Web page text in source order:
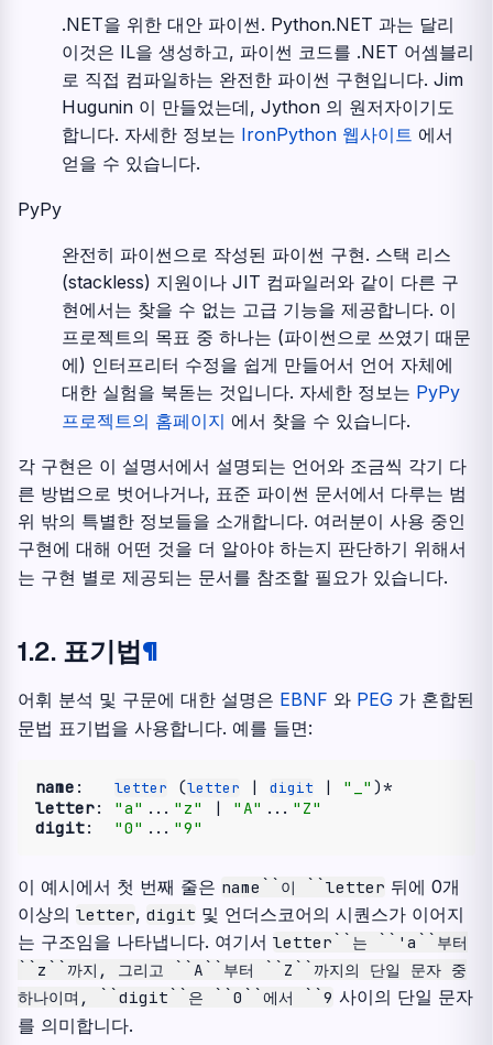
.NET을 위한 대안 파이썬. Python.NET 과는 달리
이것은 IL을 생성하고, 파이썬 코드를 .NET 어셈블리
로 직접 컴파일하는 완전한 파이썬 구현입니다. Jim
Hugunin 이 만들었는데, Jython 의 원저자이기도
합니다. 자세한 정보는 IronPython 웹사이트 에서
얻을 수 있습니다.
PyPy
완전히 파이썬으로 작성된 파이썬 구현. 스택 리스
(stackless) 지원이나 JIT 컴파일러와 같이 다른 구
현에서는 찾을 수 없는 고급 기능을 제공합니다. 이
프로젝트의 목표 중 하나는 (파이썬으로 쓰였기 때문
에) 인터프리터 수정을 쉽게 만들어서 언어 자체에
대한 실험을 북돋는 것입니다. 자세한 정보는 PyPy
프로젝트의 홈페이지 에서 찾을 수 있습니다.
각 구현은 이 설명서에서 설명되는 언어와 조금씩 각기 다
른 방법으로 벗어나거나, 표준 파이썬 문서에서 다루는 범
위 밖의 특별한 정보들을 소개합니다. 여러분이 사용 중인
구현에 대해 어떤 것을 더 알아야 하는지 판단하기 위해서
는 구현 별로 제공되는 문서를 참조할 필요가 있습니다.
1.2. 표기법¶
어휘 분석 및 구문에 대한 설명은 EBNF 와 PEG 가 혼합된
문법 표기법을 사용합니다. 예를 들면:
name : letter (letter | digit | "_"
letter: "a" ... "z" | "A" ... "Z"
digit: "0" ... "9"
이 예시에서 첫 번째 줄은 name``이 ``letter 뒤에 0개
이상의 letter, digit 및 언더스코어의 시퀀스가 이어지
는 구조임을 나타냅니다. 여기서 letter``는
``'a``부터
``z``까지,
그리고 ``A``부터 ``Z``까지의 단일 문자 중
하나이며,
``digit``은 ``0``에서 ``9 사이의 단일 문자
를 의미합니다.